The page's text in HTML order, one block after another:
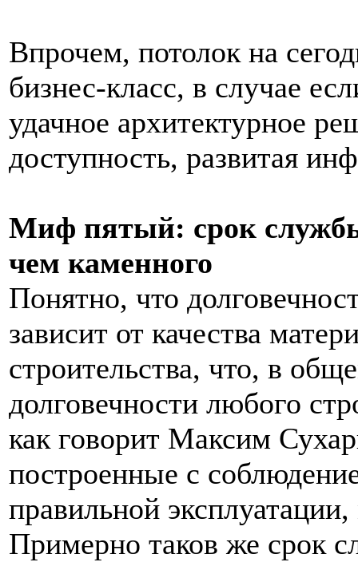
Впрочем, потолок на
бизнес-класс, в случае
удачное архитектурное
доступность, развитая
Миф пятый: cрок
чем каменного
Понятно, что
зависит от качества
строительства, что, в
долговечности любого
как говорит Максим
построенные с
правильной
Примерно таков же срок